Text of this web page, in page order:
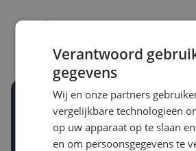
Goedkoopste nu
Laatste
Stel een alert in en mis geen
Krijg een seintje zodra de prijs zakt
Jouw e-mailadres
Verantwoord
gegevens
Wij en onze partners
vergelijkbare technologieën
op uw apparaat op te slaan
en om persoonsgegevens te